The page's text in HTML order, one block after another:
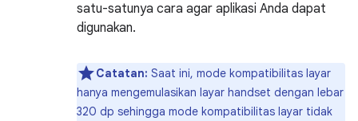
satu-satunya cara agar aplikasi Anda dapat
digunakan.
Catatan: Saat ini, mode kompatibilitas layar
hanya mengemulasikan layar handset dengan lebar
320 dp sehingga mode kompatibilitas layar tidak